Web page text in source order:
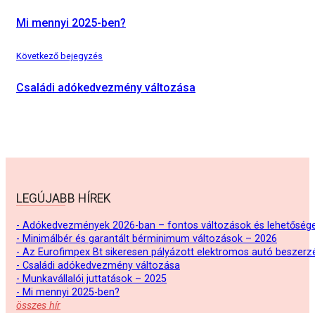
Mi mennyi 2025-ben?
Következő bejegyzés
Családi adókedvezmény változása
LEGÚJABB HÍREK
- Adókedvezmények 2026-ban – fontos változások és
- Minimálbér és garantált bérminimum változások – 2026
- Az Eurofimpex Bt sikeresen pályázott elektromos autó
- Családi adókedvezmény változása
- Munkavállalói juttatások – 2025
- Mi mennyi 2025-ben?
összes hír